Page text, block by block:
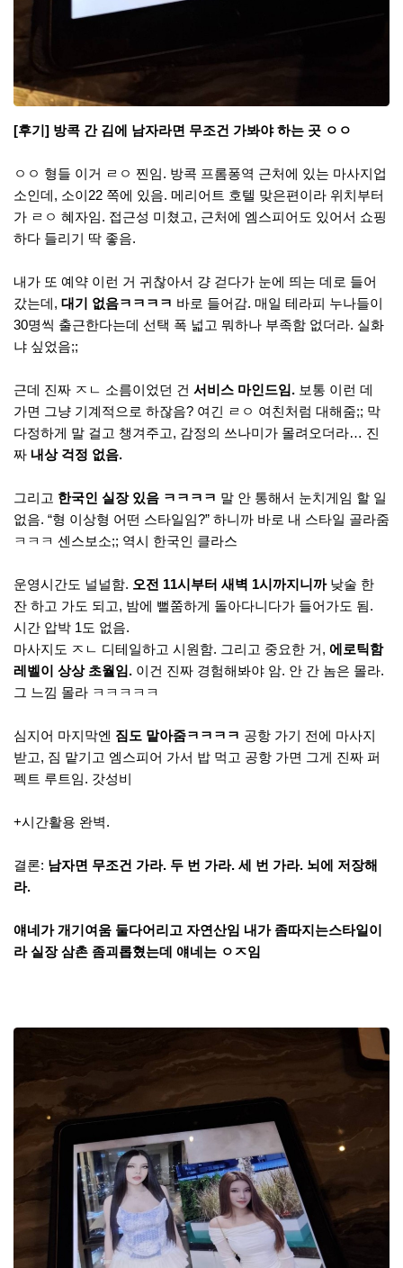
[후기] 방콕 간 김에 남자라면 무조건 가봐야 하는 곳 ㅇㅇ
ㅇㅇ 형들 이거 ㄹㅇ 찐임. 방콕 프롬퐁역 근처에 있는 마사지업
소인데, 소이22 쪽에 있음. 메리어트 호텔 맞은편이라 위치부터
가 ㄹㅇ 혜자임. 접근성 미쳤고, 근처에 엠스피어도 있어서 쇼핑
하다 들리기 딱 좋음.
내가 또 예약 이런 거 귀찮아서 걍 걷다가 눈에 띄는 데로 들어
갔는데, 대기 없음ㅋㅋㅋㅋ 바로 들어감. 매일 테라피 누나들이
30명씩 출근한다는데 선택 폭 넓고 뭐하나 부족함 없더라. 실화
냐 싶었음;;
근데 진짜 ㅈㄴ 소름이었던 건 서비스 마인드임. 보통 이런 데
가면 그냥 기계적으로 하잖음? 여긴 ㄹㅇ 여친처럼 대해줌;; 막
다정하게 말 걸고 챙겨주고, 감정의 쓰나미가 몰려오더라… 진
짜 내상 걱정 없음.
그리고 한국인 실장 있음 ㅋㅋㅋㅋ 말 안 통해서 눈치게임 할 일
없음. “형 이상형 어떤 스타일임?” 하니까 바로 내 스타일 골라줌
ㅋㅋㅋ 센스보소;; 역시 한국인 클라스
운영시간도 널널함. 오전 11시부터 새벽 1시까지니까낮술 한
잔 하고 가도 되고, 밤에 뻘쭘하게 돌아다니다가 들어가도 됨.
시간 압박 1도 없음.
마사지도 ㅈㄴ 디테일하고 시원함. 그리고 중요한 거, 에로틱함
레벨이 상상 초월임. 이건 진짜 경험해봐야 암. 안 간 놈은 몰라.
그 느낌 몰라 ㅋㅋㅋㅋㅋ
심지어 마지막엔 짐도 맡아줌ㅋㅋㅋㅋ 공항 가기 전에 마사지
받고, 짐 맡기고 엠스피어 가서 밥 먹고 공항 가면 그게 진짜 퍼
펙트 루트임. 갓성비
+시간활용 완벽.
결론: 남자면 무조건 가라. 두 번 가라. 세 번 가라. 뇌에 저장해
라.
얘네가 개기여움 둘다어리고 자연산임 내가 좀따지는스타일이
라 실장 삼촌 좀괴롭혔는데 얘네는 ㅇㅈ임